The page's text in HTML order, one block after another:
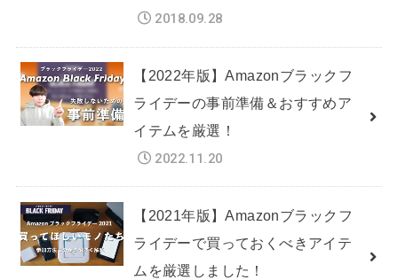
2018.09.28
【2022年版】Amazonブラックフ
ライデーの事前準備＆おすすめア
イテムを厳選！
2022.11.20
【2021年版】Amazonブラックフ
ライデーで買っておくべきアイテ
ムを厳選しました！